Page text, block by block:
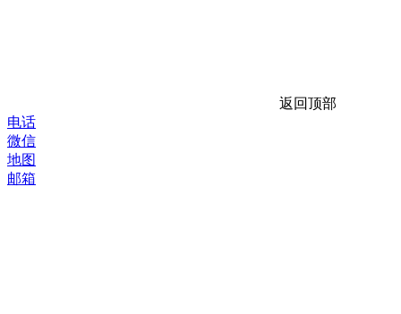
返回顶部
电话
微信
地图
邮箱